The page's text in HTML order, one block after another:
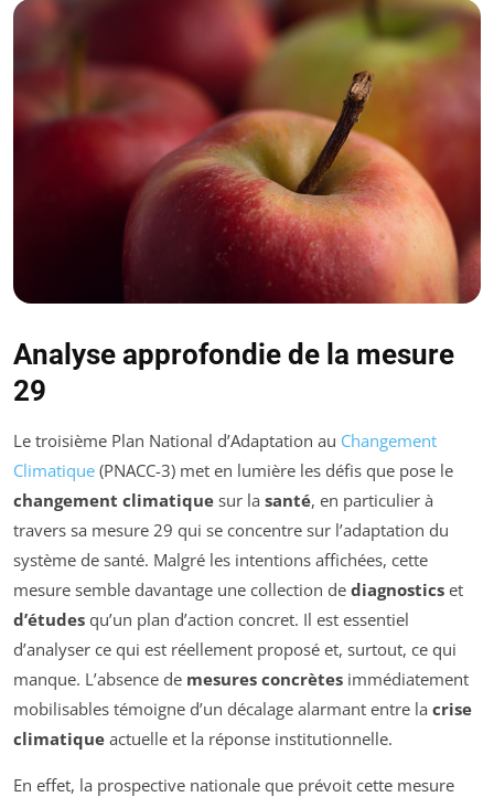
Analyse approfondie de la mesure
29
Le troisième Plan National d’Adaptation au Changement
Climatique (PNACC-3) met en lumière les défis que pose le
changement climatique sur la santé, en particulier à
travers sa mesure 29 qui se concentre sur l’adaptation du
système de santé. Malgré les intentions affichées, cette
mesure semble davantage une collection de diagnostics et
d’études qu’un plan d’action concret. Il est essentiel
d’analyser ce qui est réellement proposé et, surtout, ce qui
manque. L’absence de mesures concrètes immédiatement
mobilisables témoigne d’un décalage alarmant entre la crise
climatique actuelle et la réponse institutionnelle.
En effet, la prospective nationale que prévoit cette mesure